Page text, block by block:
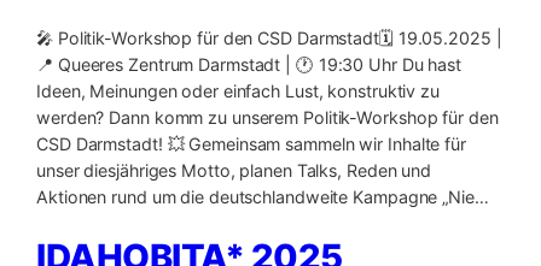
🎤 Politik-Workshop für den CSD Darmstadt🗓️ 19.05.2025 |
📍 Queeres Zentrum Darmstadt | 🕐 19:30 Uhr Du hast
Ideen, Meinungen oder einfach Lust, konstruktiv zu
werden? Dann komm zu unserem Politik-Workshop für den
CSD Darmstadt! 💥 Gemeinsam sammeln wir Inhalte für
unser diesjähriges Motto, planen Talks, Reden und
Aktionen rund um die deutschlandweite Kampagne „Nie…
IDAHOBITA* 2025